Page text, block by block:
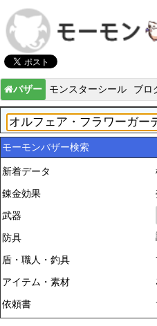
バザー モンスターシール ブロ
モーモンバザー検索
新着データ
錬金効果
武器
防具
盾・職人・釣具
アイテム・素材
依頼書